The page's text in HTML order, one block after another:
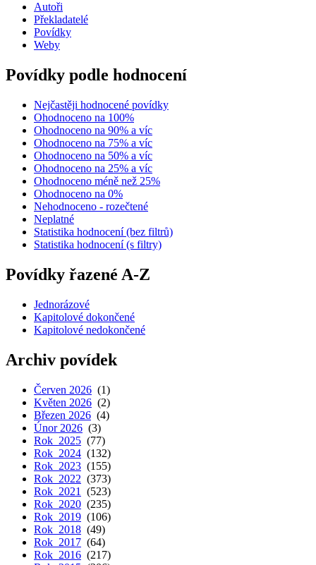
Autoři
Překladatelé
Povídky
Weby
Povídky podle hodnocení
Nejčastěji hodnocené povídky
Ohodnoceno na 100%
Ohodnoceno na 90% a víc
Ohodnoceno na 75% a víc
Ohodnoceno na 50% a víc
Ohodnoceno na 25% a víc
Ohodnoceno méně než 25%
Ohodnoceno na 0%
Nehodnoceno - rozečtené
Neplatné
Statistika hodnocení (bez filtrů)
Statistika hodnocení (s filtry)
Povídky řazené A-Z
Jednorázové
Kapitolové dokončené
Kapitolové nedokončené
Archiv povídek
Červen 2026 (1)
Květen 2026 (2)
Březen 2026 (4)
Únor 2026 (3)
Rok 2025 (77)
Rok 2024 (132)
Rok 2023 (155)
Rok 2022 (373)
Rok 2021
(523)
Rok 2020 (235)
Rok 2019 (106)
Rok 2018 (49)
Rok 2017 (64)
Rok 2016 (217)